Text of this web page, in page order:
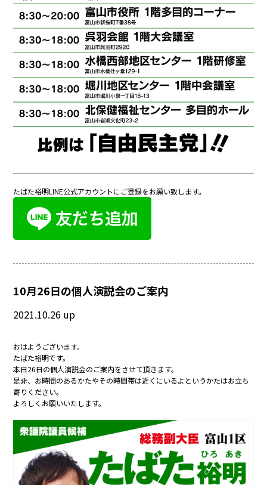
たばた裕明LINE公式アカウントにご登録をお願い致します。
10月26日の個人演説会のご案内
2021.10.26 up
おはようございます。
たばた裕明です。
本日26日の個人演説会のご案内をさせて頂きます。
是非、お時間のあるかたやその時間帯は近くにいるよというかたはお立ち
寄りください。
よろしくお願いいたします。